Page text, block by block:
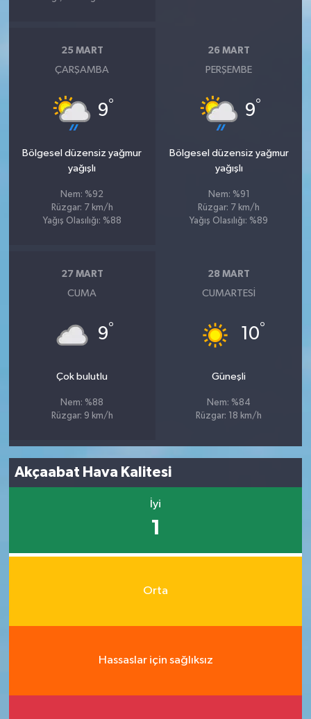
25 MART
ÇARŞAMBA
9°
Bölgesel düzensiz yağmur
yağışlı
Nem: %92
Rüzgar: 7 km/h
Yağış Olasılığı: %88
26 MART
PERŞEMBE
9°
Bölgesel düzensiz yağmur
yağışlı
Nem: %91
Rüzgar: 7 km/h
Yağış Olasılığı: %89
27 MART
CUMA
9°
Çok bulutlu
Nem: %88
Rüzgar: 9 km/h
28 MART
CUMARTESI
10°
Güneşli
Nem: %84
Rüzgar: 18 km/h
Akçaabat Hava Kalitesi
İyi
1
Orta
Hassaslar için sağlıksız